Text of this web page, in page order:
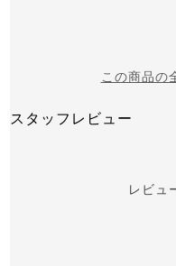
この商品の
スタッフレビュー
レビュ